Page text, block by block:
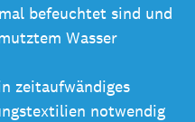
befeuchtet sind und
Wasser
zeitaufwändiges
notwendig